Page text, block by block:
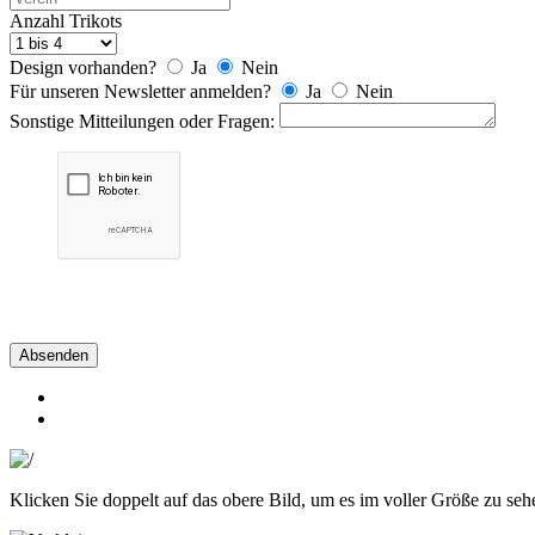
Anzahl Trikots
Design vorhanden? Ja
Nein
Für unseren Newsletter anmelden?
Ja
Nein
Sonstige Mitteilungen oder Fragen:
Absenden
Klicken Sie doppelt auf das obere Bild, um es im voller Größe zu